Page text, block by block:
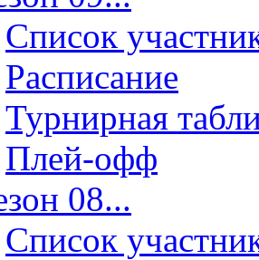
Список
Расписание
Турнирная
Плей-офф
08...
Список